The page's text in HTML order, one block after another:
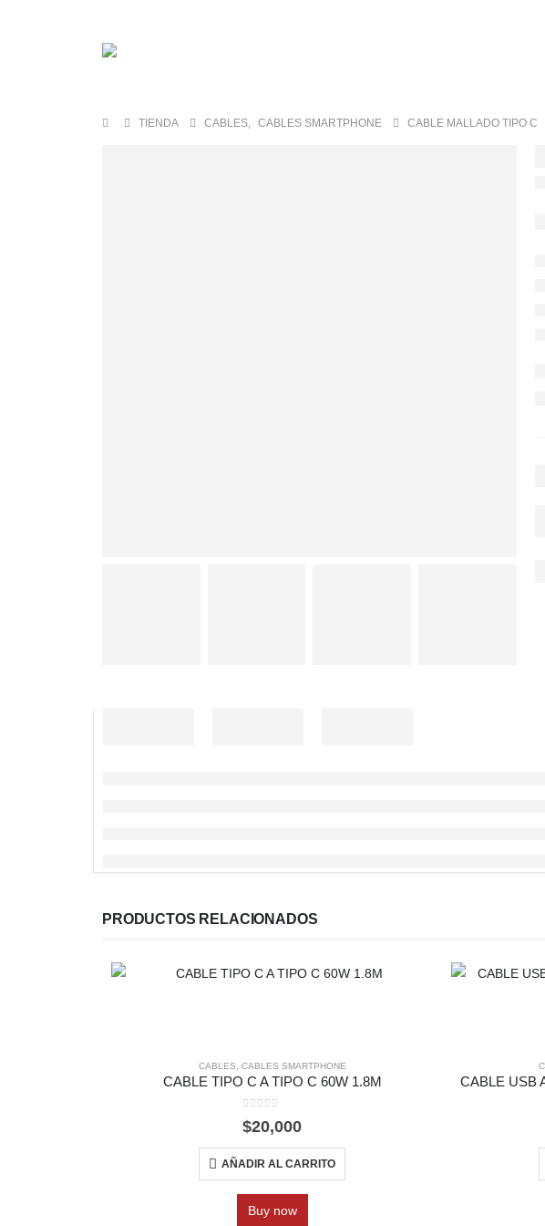
TIENDA CABLES, CABLES SMARTPHONE CABLE MALLADO TIPO C
PRODUCTOS RELACIONADOS
CABLES CABLES SMARTPHONE
CABLE TIPO C A TIPO C 60W 1.8M
0
$20,000
AÑADIR AL CARRITO
Buy now
CABLE USB